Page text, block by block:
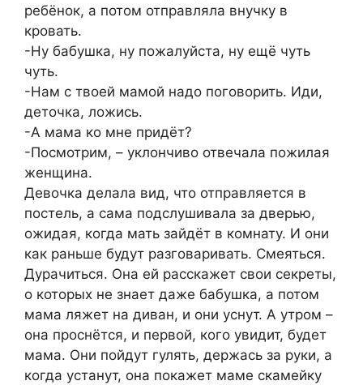
ребёнок, а потом отправляла внучку в
кровать.
-Ну бабушка, ну пожалуйста, ну ещё чуть
чуть.
-Нам с твоей мамой надо поговорить. Иди,
деточка, ложись.
-А мама ко мне придёт?
-Посмотрим, – уклончиво отвечала пожилая
женщина.
Девочка делала вид, что отправляется в
постель, а сама подслушивала за дверью,
ожидая, когда мать зайдёт в комнату. И они
как раньше будут разговаривать. Смеяться.
Дурачиться. Она ей расскажет свои секреты,
о которых не знает даже бабушка, а потом
мама ляжет на диван, и они уснут. А утром –
она проснётся, и первой, кого увидит, будет
мама. Они пойдут гулять, держась за руки, а
когда устанут, она покажет маме скамейку